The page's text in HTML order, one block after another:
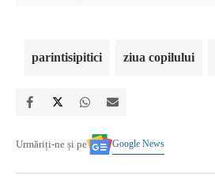
parintisipitici ziua copilului
Urmăriți-ne și pe Google News